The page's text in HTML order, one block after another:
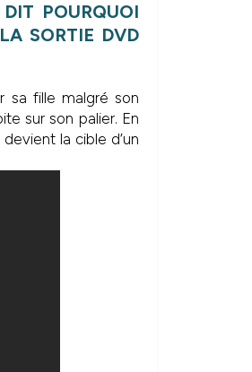
POURQUOI
SORTIE DVD
sa fille malgré son
sur son palier. En
la cible d’un